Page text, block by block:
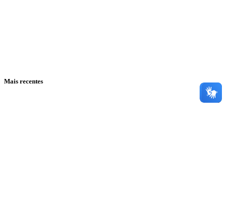
Mais recentes